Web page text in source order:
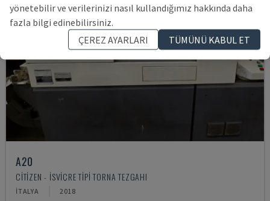
A20
CITIZEN - İSVIÇRE TIPI TORNA TEZGAHI
İTALYA 2018
yönetebilir ve verilerinizi nasıl kullandığımız hakkında daha
fazla bilgi edinebilirsiniz.
ÇEREZ AYARLARI
TÜMÜNÜ KABUL ET